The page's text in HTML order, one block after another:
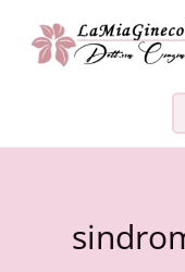
Vai al contenuto